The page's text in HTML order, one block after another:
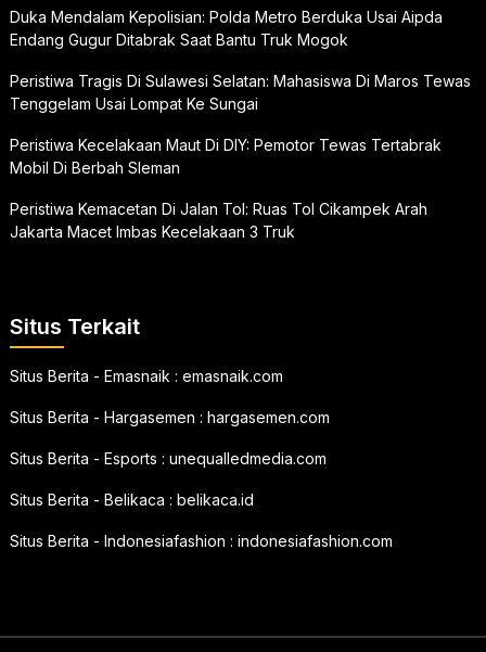
Duka Mendalam Kepolisian: Polda Metro Berduka Usai Aipda
Endang Gugur Ditabrak Saat Bantu Truk Mogok
Peristiwa Tragis Di Sulawesi Selatan: Mahasiswa Di Maros Tewas
Tenggelam Usai Lompat Ke Sungai
Peristiwa Kecelakaan Maut Di DIY: Pemotor Tewas Tertabrak
Mobil Di Berbah Sleman
Peristiwa Kemacetan Di Jalan Tol: Ruas Tol Cikampek Arah
Jakarta Macet Imbas Kecelakaan 3 Truk
Situs Terkait
Situs Berita - Emasnaik : emasnaik.com
Situs Berita - Hargasemen : hargasemen.com
Situs Berita - Esports : unequalledmedia.com
Situs Berita - Belikaca : belikaca.id
Situs Berita - Indonesiafashion : indonesiafashion.com